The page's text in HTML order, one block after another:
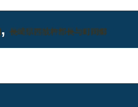
, 長崎県西彼杵郡長与町岡郷